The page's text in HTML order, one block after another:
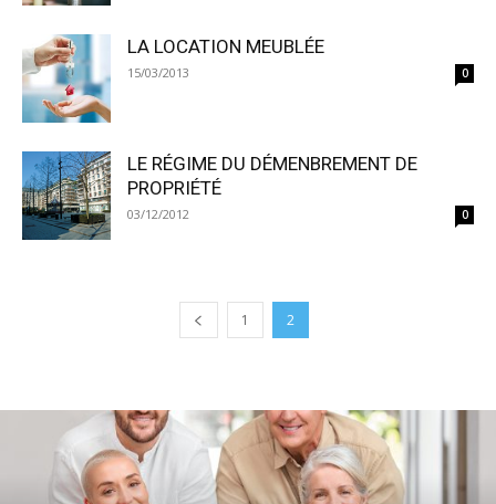
LA LOCATION MEUBLÉE
15/03/2013 0
LE RÉGIME DU DÉMENBREMENT DE
PROPRIÉTÉ
03/12/2012 0
1 2